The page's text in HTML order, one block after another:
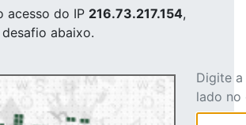
acesso do IP 216.73.217.154,
abaixo.
Digite
lado no